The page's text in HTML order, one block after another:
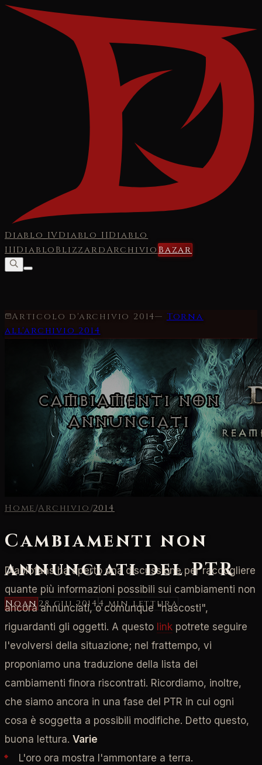
Diablo IVDiablo IIDiablo
IIIDiabloBlizzardArchivioBazar
Articolo d'archivio 2014—Torna
all'archivio2014
Home/Archivio/2014
Cambiamenti non
annunciati del PTR
Noan28 giu 20144 minlettura
Diablofans ha aperto una discussione per raccogliere
quante più informazioni possibili sui cambiamenti non
ancora annunciati, o comunque "nascosti",
riguardanti gli oggetti. A questo link potrete seguire
l'evolversi della situazione; nel frattempo, vi
proponiamo una traduzione della lista dei
cambiamenti finora riscontrati. Ricordiamo, inoltre,
che siamo ancora in una fase del PTR in cui ogni
cosa è soggetta a possibili modifiche. Detto questo,
buona lettura. Varie
L'oro ora mostra l'ammontare a terra.